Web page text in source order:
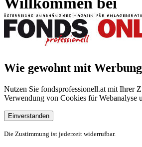
Wie gewohnt mit
Nutzen Sie fondsprofessionell.at mit Ihrer
Verwendung von Cookies für Webanalyse
Einverstanden
Die Zustimmung ist jederzeit widerrufbar.